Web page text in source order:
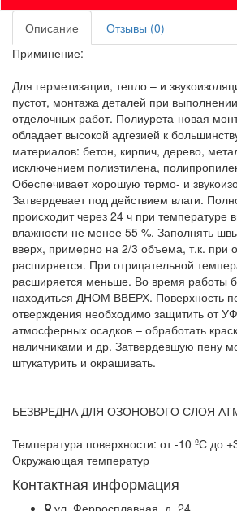
Описание
Отзывы (0)
Приминение:
Для герметизации, тепло – и
пустот, монтажа деталей при
отделочных работ. Полиурета-новая
обладает высокой адгезией к
материалов: бетон, кирпич, дерево,
исключением полиэтилена,
Обеспечивает хорошую термо- и
Затвердевает под действием влаги.
происходит через 24 ч при
влажности не менее 55 %. Заполнять
вверх, примерно на 2/3 объема, т.к. при
расширяется. При отрицательной
расширяется меньше. Во время работы
находиться ДНОМ ВВЕРХ. Поверхность
отверждения необходимо защитить от
атмосферных осадков – обработать
наличниками и др. Затвердевшую пену
штукатурить и окрашивать.
БЕЗВРЕДНА ДЛЯ ОЗОНОВОГО СЛОЯ
Температура поверхности: от -10 ºС до
Окружающая температур
Контактная информация
ул. Ферросплавная, д. 24